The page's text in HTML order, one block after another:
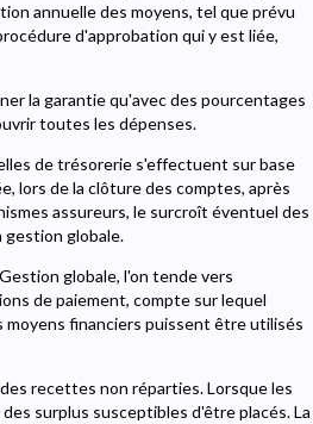
annuelle des moyens, tel que prévu
d'approbation qui y est liée,
la garantie qu'avec des pourcentages
toutes les dépenses.
de trésorerie s'effectuent sur base
lors de la clôture des comptes, après
assureurs, le surcroît éventuel des
gestion globale.
globale, l'on tende vers
de paiement, compte sur lequel
financiers puissent être utilisés
recettes non réparties. Lorsque les
surplus susceptibles d'être placés. La